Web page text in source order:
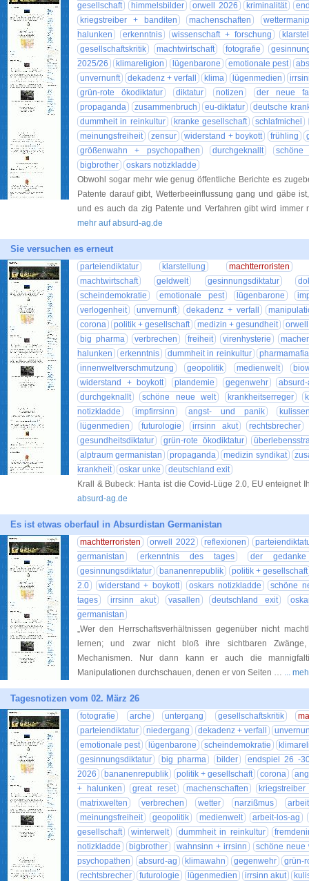
gesellschaft
himmelsbilder orwell 2026 kriminalität
kriegstreiber + banditen
machenschaften
halunken
erkenntnis wissenschaft + forschung
gesellschaftskritik
machtwirtschaft fotografie
2025/26
klimareligion lügenbarone emotionale pest
unvernunft
dekadenz + verfall klima lügenmedien
grün-rote ökodiktatur
diktatur notizen
der neue
propaganda
zusammenbruch eu-diktatur
deutsche
dummheit in reinkultur
kranke gesellschaft
schlafmichel
meinungsfreiheit
zensur widerstand + boykott frühling
größenwahn + psychopathen
durchgeknallt
bigbrother
oskars notizkladde
Obwohl sogar mehr wie genug öffentliche Berichte es
Patente darauf gibt, Wetterbeeinflussung gang und gäbe
und es auch da zig Patente und Verfahren gibt wird
mehr auf absurd-ag.de
Sie versuchen es erneut
parteiendiktatur klarstellung
machtterroristen
machtwirtschaft
geldwelt gesinnungsdiktatur
scheindemokratie
emotionale pest lügenbarone
verlogenheit
unvernunft dekadenz + verfall
corona
politik + gesellschaft medizin + gesundheit
big pharma
verbrechen freiheit virenhysterie
halunken
erkenntnis dummheit in reinkultur
pharmamafia
innenweltverschmutzung
geopolitik medienwelt
widerstand + boykott
plandemie gegenwehr
durchgeknallt
schöne neue welt krankheitserreger
notizkladde
impfirrsinn angst- und panik
lügenmedien
futurologie irrsinn akut
rechtsbrecher
gesundheitsdiktatur
grün-rote ökodiktatur
alptraum germanistan
propaganda medizin syndikat
krankheit
oskar unke
deutschland exit
Krall & Bubeck: Hanta ist die Covid-Lüge 2.0, EU enteignet
absurd-ag.de
Es ist etwas oberfaul in Absurdistan Germanistan
machtterroristen orwell 2022 reflexionen
germanistan
erkenntnis des tages
der
gesinnungsdiktatur
bananenrepublik
politik + gesellschaft
2.0
widerstand + boykott oskars notizkladde
schöne
tages
irrsinn akut vasallen deutschland exit
germanistan
„Wer den Herrschaftsverhältnissen gegenüber nicht
lernen; und zwar nicht bloß ihre sichtbaren
Mechanismen. Nur dann kann er auch die
Manipulationen durchschauen, denen er von Seiten … ...
Tagesnotizen vom 02. März 26
fotografie arche untergang gesellschaftskritik
parteiendiktatur
niedergang dekadenz + verfall
emotionale pest
lügenbarone scheindemokratie
gesinnungsdiktatur
big pharma bilder
endspiel 26 -
2026
bananenrepublik politik + gesellschaft corona
+ halunken
great reset machenschaften
matrixwelten
verbrechen wetter narzißmus
meinungsfreiheit
geopolitik medienwelt
arbeit-los-ag
gesellschaft
winterwelt dummheit in reinkultur
notizkladde
bigbrother wahnsinn + irrsinn
schöne neue
psychopathen
absurd-ag klimawahn gegenwehr
grün-
rechtsbrecher
futurologie lügenmedien irrsinn akut